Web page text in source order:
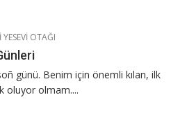
OTAĞI
günü. Benim için önemli kılan, ilk
oluyor olmam....